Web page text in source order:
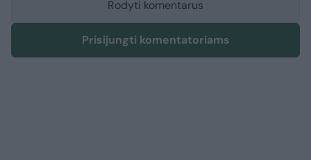
Rodyti komentarus
Prisijungti komentatoriams